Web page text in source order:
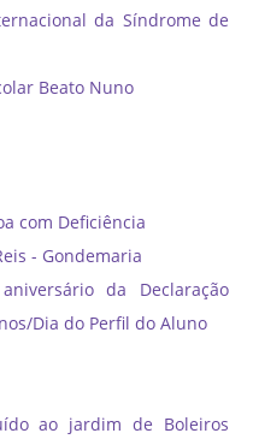
da Síndrome de
Beato Nuno
com Deficiência
- Gondemaria
da Declaração
Dia do Perfil do Aluno
ao jardim de Boleiros